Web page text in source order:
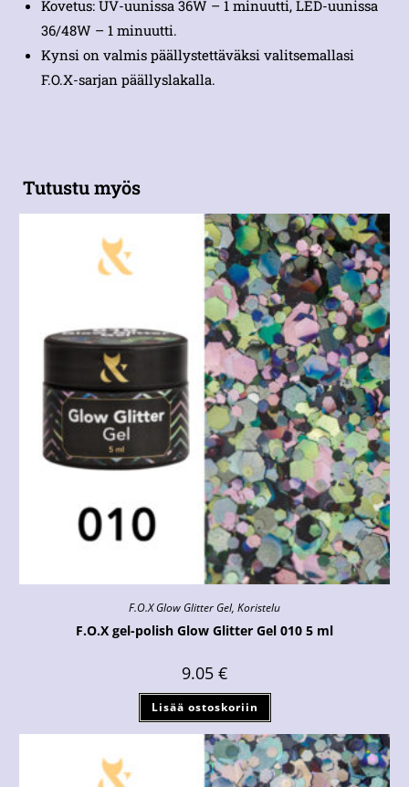
Kovetus: UV-uunissa 36W – 1 minuutti, LED-uunissa
36/48W – 1 minuutti.
Kynsi on valmis päällystettäväksi valitsemallasi
F.O.X-sarjan päällyslakalla.
Tutustu myös
F.O.X Glow Glitter Gel, Koristelu
F.O.X gel-polish Glow Glitter Gel 010 5 ml
9.05 €
Lisää ostoskoriin